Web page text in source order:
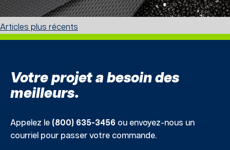
Navigation
des
Articles plus récents
Votre projet a besoin des
meilleurs.
Appelez le (800) 635-3456 ou envoyez-nous un
courriel pour passer votre commande.